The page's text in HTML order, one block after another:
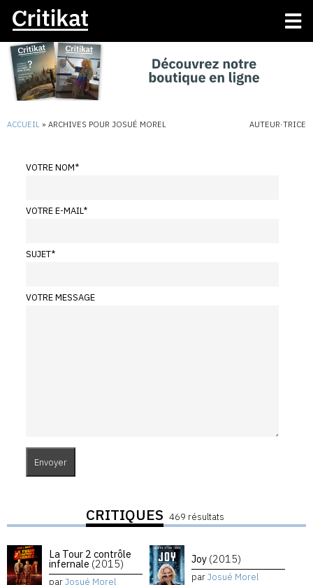
ACCUEIL » ARCHIVES POUR JOSUÉ MOREL AUTEUR·TRICE
VOTRE NOM*
VOTRE E-MAIL*
SUJET*
VOTRE MESSAGE
CRITIQUES 469 résultats
La Tour 2 contrôle
infernale (2015)
parJosué Morel
Joy (2015)
parJosué Morel